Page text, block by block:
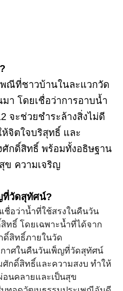
ณีที่ชาวบ้านในละแวกวัด
า โดยเชื่อว่าการอาบน้ำ
จะช่วยชำระล้างสิ่งไม่ดี
ห้จิตใจบริสุทธิ์ และ
กดิ์สิทธิ์ พร้อมทั้งอธิษฐาน
ข ความเจริญ
ที่วัดสุทัศน์?
ชื่อว่าน้ำที่ใช้สรงในคืนวัน
ทธิ์ โดยเฉพาะน้ำที่ได้จาก
ดิ์สิทธิ์ภายในวัด
กาศในคืนวันเพ็ญที่วัดสุทัศน์
ศักดิ์สิทธิ์และความสงบ ทำให้
นคลายและเป็นสุข